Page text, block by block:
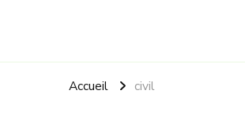
Accueil civil